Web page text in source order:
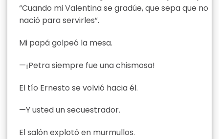
“Cuando mi Valentina se gradúe, que sepa que no
nació para servirles”.
Mi papá golpeó la mesa.
—¡Petra siempre fue una chismosa!
El tío Ernesto se volvió hacia él.
—Y usted un secuestrador.
El salón explotó en murmullos.